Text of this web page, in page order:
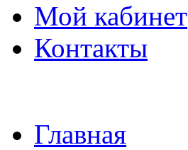
Мой кабинет
Контакты
Главная